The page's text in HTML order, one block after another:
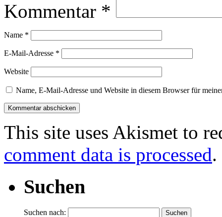
Kommentar *
Name *
E-Mail-Adresse *
Website
Name, E-Mail-Adresse und Website in diesem Browser für
This site uses Akismet to
comment data is processed.
Suchen
Suchen nach: